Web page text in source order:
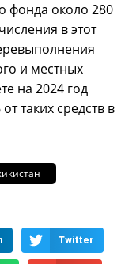
фонда около 280
в этот
и местных
на 2024 год
таких средств в
Twitter